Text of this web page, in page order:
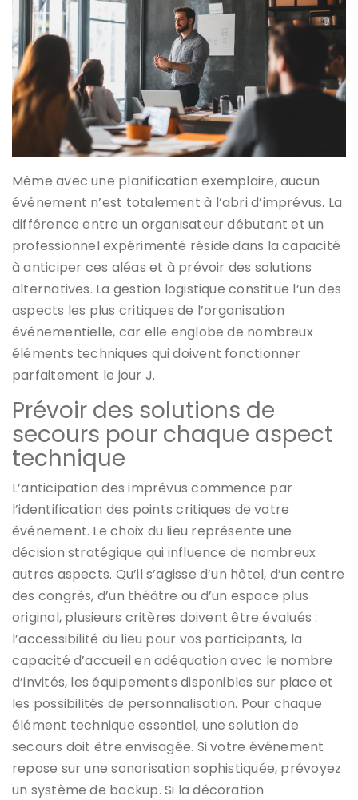
Même avec une planification exemplaire, aucun
événement n’est totalement à l’abri d’imprévus. La
différence entre un organisateur débutant et un
professionnel expérimenté réside dans la capacité
à anticiper ces aléas et à prévoir des solutions
alternatives. La gestion logistique constitue l’un des
aspects les plus critiques de l’organisation
événementielle, car elle englobe de nombreux
éléments techniques qui doivent fonctionner
parfaitement le jour J.
Prévoir des solutions de
secours pour chaque aspect
technique
L’anticipation des imprévus commence par
l’identification des points critiques de votre
événement. Le choix du lieu représente une
décision stratégique qui influence de nombreux
autres aspects. Qu’il s’agisse d’un hôtel, d’un centre
des congrès, d’un théâtre ou d’un espace plus
original, plusieurs critères doivent être évalués :
l’accessibilité du lieu pour vos participants, la
capacité d’accueil en adéquation avec le nombre
d’invités, les équipements disponibles sur place et
les possibilités de personnalisation. Pour chaque
élément technique essentiel, une solution de
secours doit être envisagée. Si votre événement
repose sur une sonorisation sophistiquée, prévoyez
un système de backup. Si la décoration